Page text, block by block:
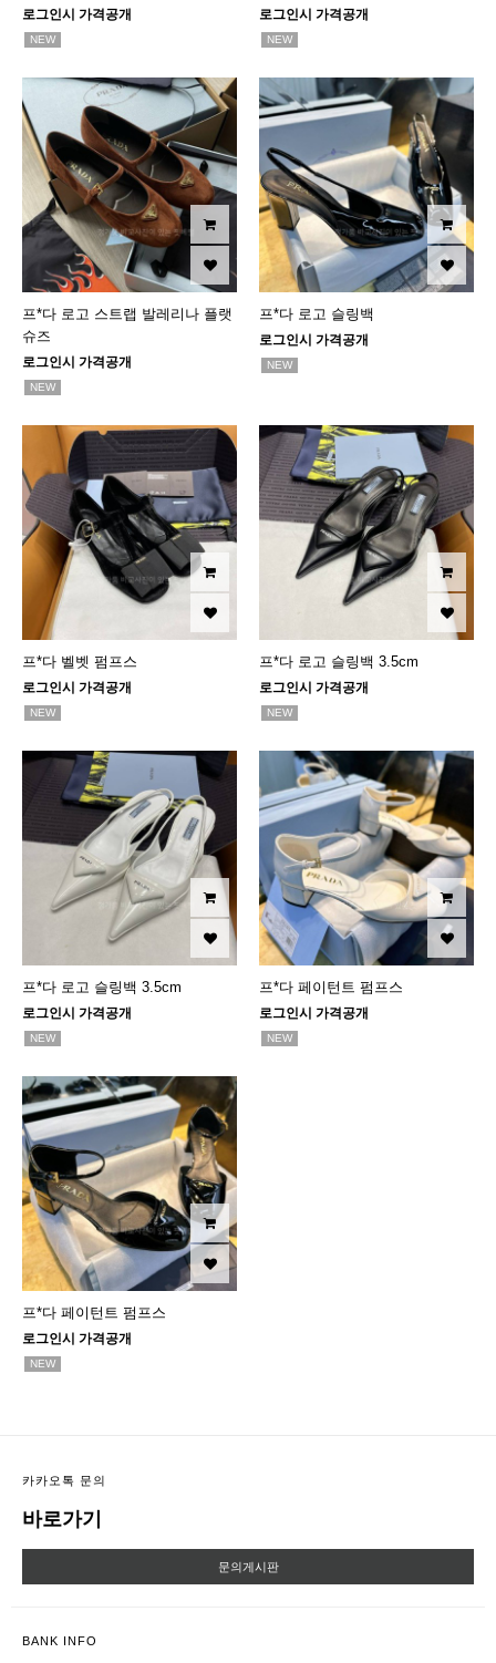
로그인시 가격공개
NEW
로그인시 가격공개
NEW
프*다 로고 스트랩 발레리나 플랫
슈즈
로그인시 가격공개
NEW
프*다 로고 슬링백
로그인시 가격공개
NEW
프*다 벨벳 펌프스
로그인시 가격공개
NEW
프*다 로고 슬링백 3.5cm
로그인시 가격공개
NEW
프*다 로고 슬링백 3.5cm
로그인시 가격공개
NEW
프*다 페이턴트 펌프스
로그인시 가격공개
NEW
프*다 페이턴트 펌프스
로그인시 가격공개
NEW
카카오톡 문의
바로가기
문의게시판
BANK INFO